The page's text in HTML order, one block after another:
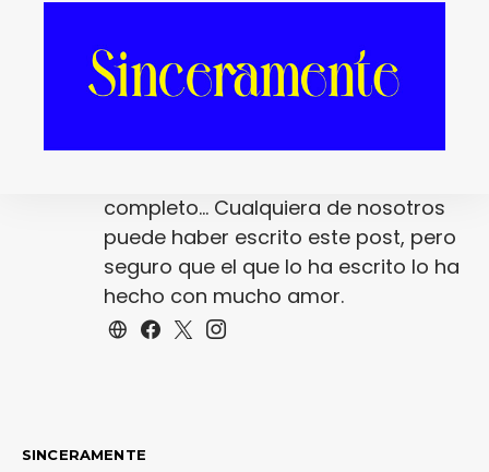
Redacción
completo... Cualquiera de nosotros
puede haber escrito este post, pero
seguro que el que lo ha escrito lo ha
hecho con mucho amor.
SINCERAMENTE